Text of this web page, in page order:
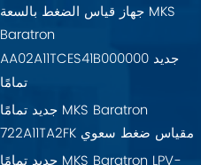
جهاز قياس الضغط بالسعة MKS
Baratron
AA02A11TCES41B000000 جديد
تمامًا
جديد تمامًا MKS Baratron
722A11TA2FK مقياس ضغط سعوي